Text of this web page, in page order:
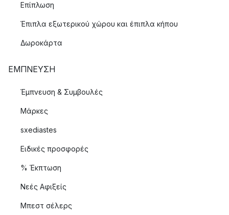
Επίπλωση
Έπιπλα εξωτερικού χώρου και έπιπλα κήπου
Δωροκάρτα
ΈΜΠΝΕΥΣΗ
Έμπνευση & Συμβουλές
Μάρκες
sxediastes
Ειδικές προσφορές
% Έκπτωση
Νεές Αφιξείς
Μπεστ σέλερς